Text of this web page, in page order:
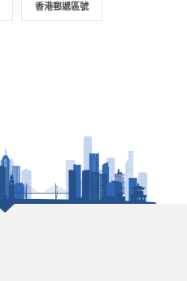
香港郵遞區號